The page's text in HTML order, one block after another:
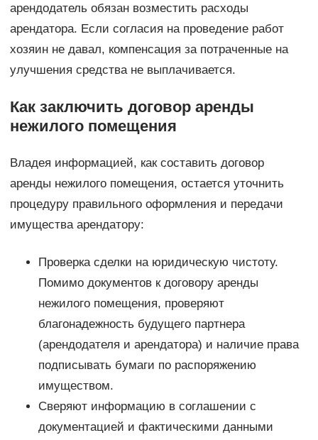
арендодатель обязан возместить расходы
арендатора. Если согласия на проведение работ
хозяин не давал, компенсация за потраченные на
улучшения средства не выплачивается.
Как заключить договор аренды
нежилого помещения
Владея информацией, как составить договор
аренды нежилого помещения, остается уточнить
процедуру правильного оформления и передачи
имущества арендатору:
Проверка сделки на юридическую чистоту.
Помимо документов к договору аренды
нежилого помещения, проверяют
благонадежность будущего партнера
(арендодателя и арендатора) и наличие права
подписывать бумаги по распоряжению
имуществом.
Сверяют информацию в соглашении с
документацией и фактическими данными